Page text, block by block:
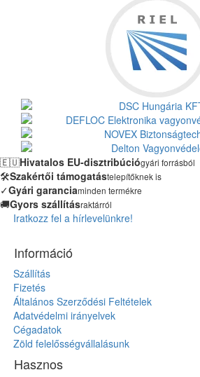
🇪🇺Hivatalos EU-disztribúciógyári forrásból
🛠️Szakértői támogatástelepítőknek is
✓Gyári garanciaminden termékre
🚚Gyors szállításraktárról
Iratkozz fel a hírlevelünkre!
Információ
Szállítás
Fizetés
Általános Szerződési Feltételek
Adatvédelmi irányelvek
Cégadatok
Zöld felelősségvállalásunk
Hasznos